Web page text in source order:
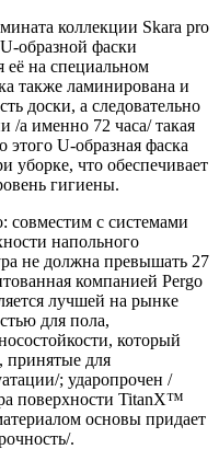
коллекции Skara pro
образной фаски
её на специальном
также ламинирована и
доски, а следовательно
/а именно 72 часа/ такая
U-образная фаска
уборке, что обеспечивает
гигиены.
совместим с системами
напольного
не должна превышать 27
компанией Pergo
лучшей на рынке
для пола,
который
принятые для
; ударопрочен /
поверхности TitanX™
основы придает
.